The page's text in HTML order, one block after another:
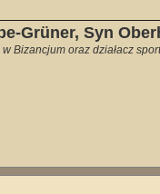
Grüner, Syn
Bizancjum oraz działacz